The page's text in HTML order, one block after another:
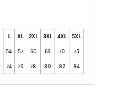
L XL 2XL 3XL 4XL 5XL
54 57 60 63 70 75
74 76 78 80 82 84